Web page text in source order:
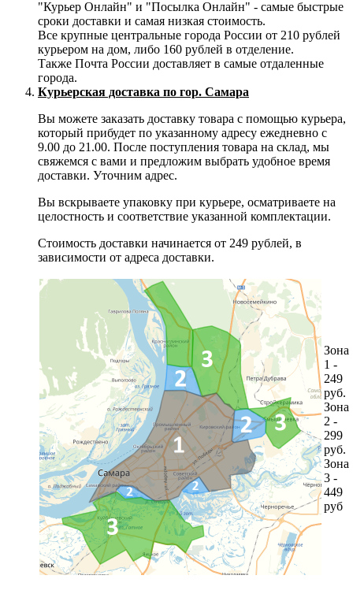
"Курьер Онлайн" и "Посылка Онлайн" - самые быстрые
сроки доставки и самая низкая стоимость.
Все крупные центральные города России от 210 рублей
курьером на дом, либо 160 рублей в отделение.
Также Почта России доставляет в самые отдаленные
города.
Курьерская доставка по гор. Самара
Вы можете заказать доставку товара с помощью курьера,
который прибудет по указанному адресу ежедневно с
9.00 до 21.00. После поступления товара на склад, мы
свяжемся с вами и предложим выбрать удобное время
доставки. Уточним адрес.
Вы вскрываете упаковку при курьере, осматриваете на
целостность и соответствие указанной комплектации.
Стоимость доставки начинается от 249 рублей, в
зависимости от адреса доставки.
Зона
1 -
249
руб.
Зона
2 -
299
руб.
Зона
3 -
449
руб